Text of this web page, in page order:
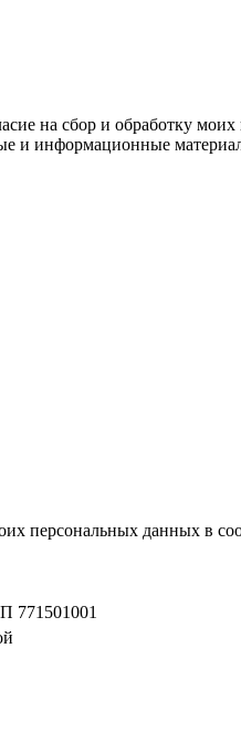
на сбор и обработку
и информационные
персональных данных в
771501001